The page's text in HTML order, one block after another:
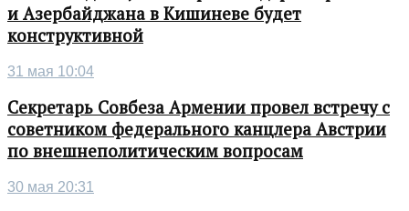
и Азербайджана в Кишиневе будет
конструктивной
31 мая 10:04
Секретарь Совбеза Армении провел встречу с
советником федерального канцлера Австрии
по внешнеполитическим вопросам
30 мая 20:31